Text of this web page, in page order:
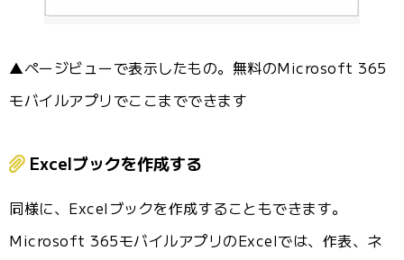
▲ページビューで表示したもの。無料のMicrosoft 365
モバイルアプリでここまでできます
Excelブックを作成する
同様に、Excelブックを作成することもできます。
Microsoft 365モバイルアプリのExcelでは、作表、ネ